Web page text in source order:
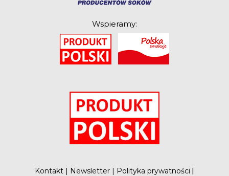
Wspieramy:
Kontakt | Newsletter | Polityka prywatności |